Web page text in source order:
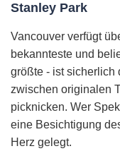
Stanley Park
Vancouver verfügt
bekannteste und
größte - ist sicherlich
zwischen originalen
picknicken. Wer
eine Besichtigung
Herz gelegt.